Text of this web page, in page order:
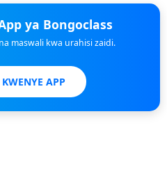
ya Bongoclass
maswali kwa urahisi zaidi.
APP